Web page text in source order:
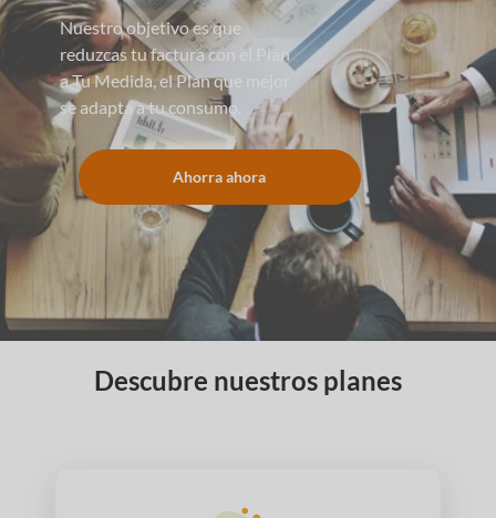
Nuestro objetivo es que
reduzcas tu factura con el Plan
a Tu Medida, el Plan que mejor
se adapta a tu consumo.
Ahorra ahora
Descubre nuestros planes